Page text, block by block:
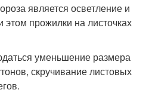
является осветление и
прожилки на листочках
уменьшение размера
скручивание листовых